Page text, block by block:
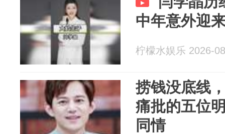
中年意外迎
柠檬水娱乐 2026-
捞钱没底线
痛批的五位
同情